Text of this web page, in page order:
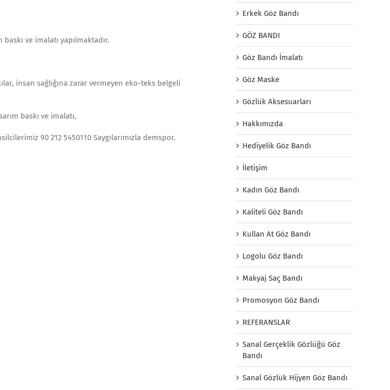
ve imalatı yapılmaktadır.
insan sağlığına zarar vermeyen eko-teks belgeli
baskı ve imalatı,
90 212 5450110 Saygılarımızla demspor.
Erkek Göz Bandı
GÖZ BANDI
Göz Bandı İmalatı
Göz Maske
Gözlük Aksesuarları
Hakkımızda
Hediyelik Göz Bandı
İletişim
Kadın Göz Bandı
Kaliteli Göz Bandı
Kullan At Göz Bandı
Logolu Göz Bandı
Makyaj Saç Bandı
Promosyon Göz Bandı
REFERANSLAR
Sanal Gerçeklik Gözlüğü Göz
Bandı
Sanal Gözlük Hijyen Göz Bandı